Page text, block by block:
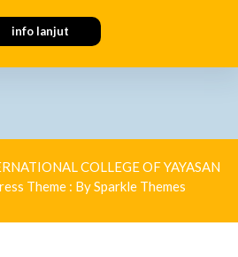
info lanjut
COLLEGE OF YAYASAN
Theme : BySparkle Themes